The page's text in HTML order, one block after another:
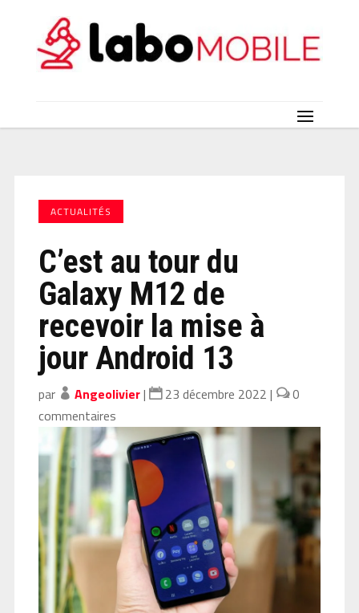
ACTUALITÉS
C’est au tour du
Galaxy M12 de
recevoir la mise à
jour Android 13
par Angeolivier| 23 décembre 2022 |
0
commentaires